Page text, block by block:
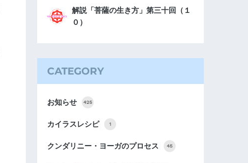
解説「菩薩の生き方」第三十回（１
０）
CATEGORY
お知らせ 425
カイラスレシピ 1
クンダリニー・ヨーガのプロセス 45